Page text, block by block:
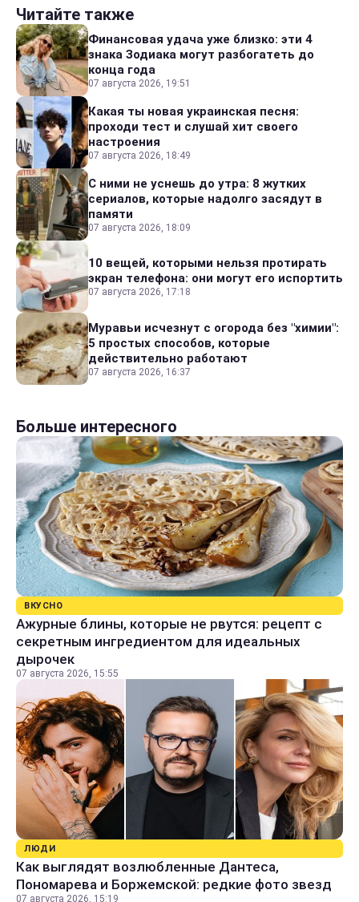
Читайте также
Финансовая удача уже близко: эти 4
знака Зодиака могут разбогатеть до
конца года
07 августа 2026, 19:51
Какая ты новая украинская песня:
проходи тест и слушай хит своего
настроения
07 августа 2026, 18:49
С ними не уснешь до утра: 8 жутких
сериалов, которые надолго засядут в
памяти
07 августа 2026, 18:09
10 вещей, которыми нельзя протирать
экран телефона: они могут его испортить
07 августа 2026, 17:18
Муравьи исчезнут с огорода без "химии":
5 простых способов, которые
действительно работают
07 августа 2026, 16:37
Больше интересного
ВКУСНО
Ажурные блины, которые не рвутся: рецепт с
секретным ингредиентом для идеальных
дырочек
07 августа 2026, 15:55
ЛЮДИ
Как выглядят возлюбленные Дантеса,
Пономарева и Боржемской: редкие фото звезд
07 августа 2026, 15:19